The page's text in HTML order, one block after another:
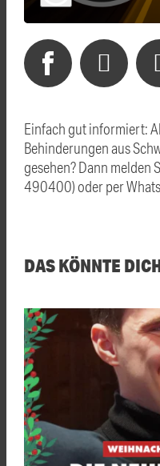
Einfach gut informiert:
Behinderungen aus
gesehen? Dann melden
490400) oder per
DAS KÖNNTE